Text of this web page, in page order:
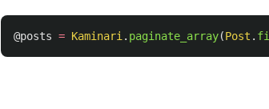
@posts = Kaminari . paginate_array(Post .